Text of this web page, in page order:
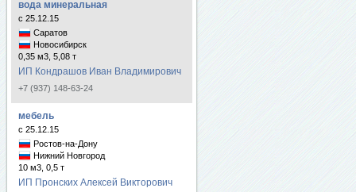
вода минеральная
с 25.12.15
Саратов
Новосибирск
0,35 м3, 5,08 т
ИП Кондрашов Иван Владимирович
+7 (937) 148-63-24
мебель
с 25.12.15
Ростов-на-Дону
Нижний Новгород
10 м3, 0,5 т
ИП Пронских Алексей Викторович